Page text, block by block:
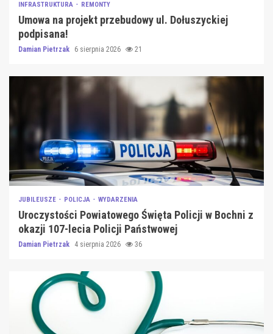
INFRASTRUKTURA REMONTY
Umowa na projekt przebudowy ul. Dołuszyckiej
podpisana!
Damian Pietrzak 6 sierpnia 2026 21
JUBILEUSZE POLICJA WYDARZENIA
Uroczystości Powiatowego Święta Policji w Bochni z
okazji 107-lecia Policji Państwowej
Damian Pietrzak 4 sierpnia 2026 36